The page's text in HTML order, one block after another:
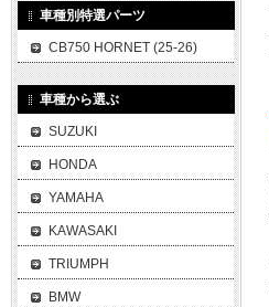
車種別特選パーツ
CB750 HORNET (25-26)
車種から選ぶ
SUZUKI
HONDA
YAMAHA
KAWASAKI
TRIUMPH
BMW